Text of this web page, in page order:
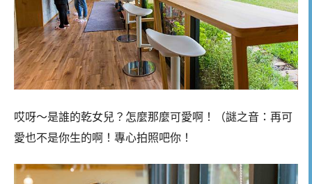
哎呀～是誰的乾女兒？怎麼那麼可愛啊！（謎之音：再可
愛也不是你生的啊！專心拍照吧你！